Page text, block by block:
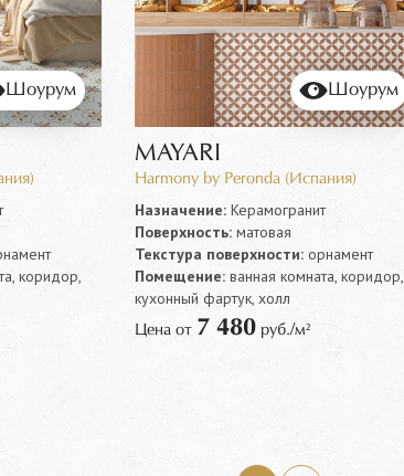
Шоурум
коридор,
Шоурум
MAYARI
Harmony by Peronda (Испания)
Назначение:Керамогранит
Поверхность:матовая
Текстура поверхности:орнамент
Помещение:ванная комната, коридор,
кухонный фартук, холл
Цена от 7 480руб./м²